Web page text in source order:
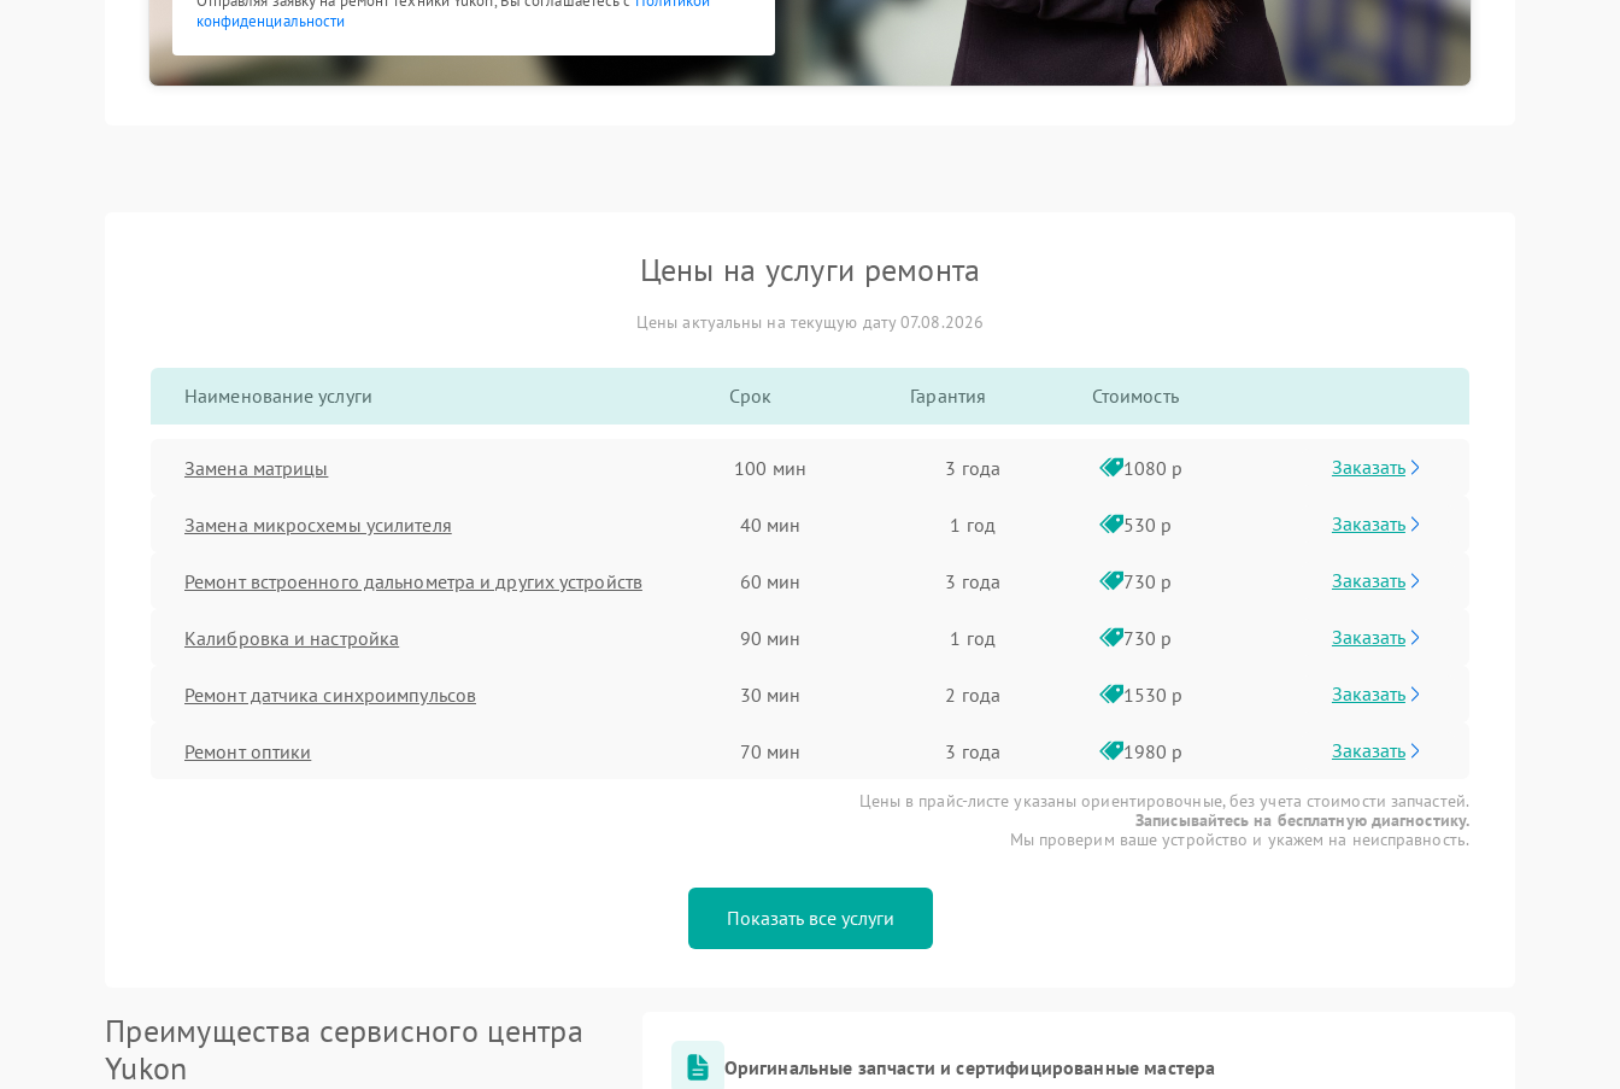
конфиденциальности
Цены на услуги ремонта
Цены актуальны на текущую дату 07.08.2026
Наименование услуги Срок Гарантия Стоимость
Замена матрицы 100 мин 3 года 1080 р Заказать
Замена микросхемы усилителя 40 мин 1 год 530 р Заказать
Ремонт встроенного дальнометра и других устройств 60 мин 3 года 730 р Заказать
Калибровка и настройка 90 мин 1 год 730 р Заказать
Ремонт датчика синхроимпульсов 30 мин 2 года 1530 р Заказать
Ремонт оптики 70 мин 3 года 1980 р Заказать
Цены в прайс-листе указаны ориентировочные, без учета стоимости запчастей.
Записывайтесь на бесплатную диагностику.
Мы проверим ваше устройство и укажем на неисправность.
Показать все услуги
Преимущества сервисного центра
Yukon
Оригинальные запчасти и сертифицированные мастера